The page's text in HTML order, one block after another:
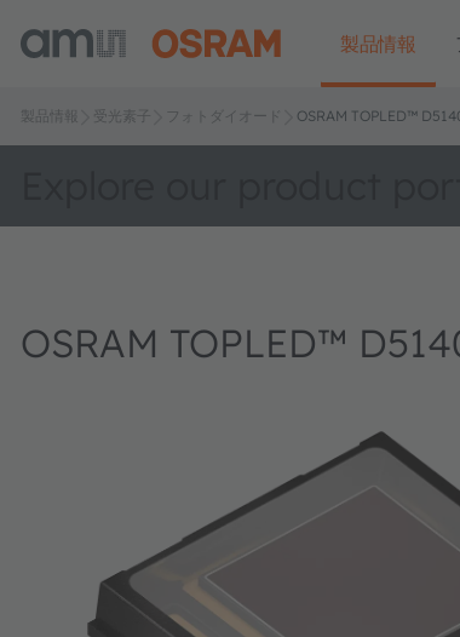
製品情報
製品情報 受光素子 フォトダイオード OSRAM TOPLED™
OSRAM TOPLED™